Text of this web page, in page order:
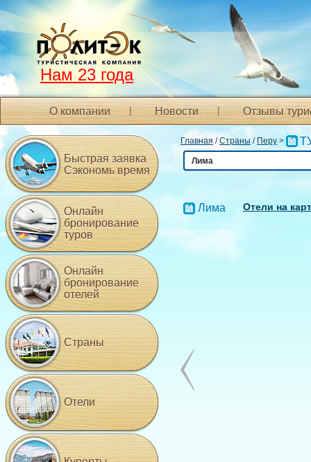
Нам 23 года
О компании Новости Отзывы
Главная /Страны / Перу >
Лима
Лима Отели на
Быстрая заявка
Сэкономь время
Онлайн
бронирование
туров
Онлайн
бронирование
отелей
Страны
Отели